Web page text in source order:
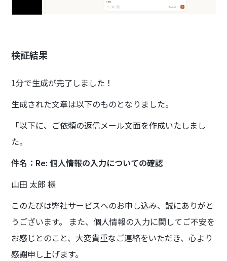
検証結果
1分で生成が完了しました！
生成された文章は以下のものとなりました。
「以下に、ご依頼の返信メール文面を作成いたしまし
た。
件名：Re: 個人情報の入力についての確認
山田 太郎 様
このたびは弊社サービスへのお申し込み、誠にありがと
うございます。 また、個人情報の入力に関してご不安を
お感じとのこと、大変貴重なご連絡をいただき、心より
感謝申し上げます。